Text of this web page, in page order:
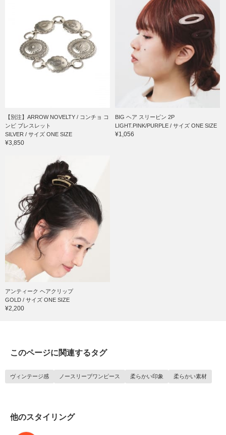
【別注】ARROW NOVELTY / コンチョ コ
ンビ ブレスレット
SILVER / サイズ ONE SIZE
¥3,850
BIG ヘア スリーピン 2P
LIGHT.PINK/PURPLE / サイズ ONE SIZE
¥1,056
アンティーク ヘアクリップ
GOLD / サイズ ONE SIZE
¥2,200
このページに関連するタグ
ヴィンテージ感 ノースリーブワンピース 柔らかい印象 柔らかい素材
他のスタイリング